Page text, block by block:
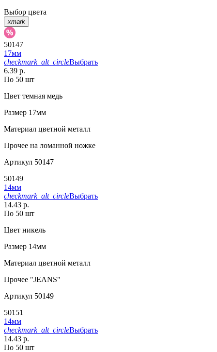
Выбор цвета
xmark
50147
17мм
checkmark_alt_circleВыбрать
6.39 р.
По 50 шт
Цвет темная медь
Размер 17мм
Материал цветной металл
Прочее на ломанной ножке
Артикул 50147
50149
14мм
checkmark_alt_circleВыбрать
14.43 р.
По 50 шт
Цвет никель
Размер 14мм
Материал цветной металл
Прочее "JEANS"
Артикул 50149
50151
14мм
checkmark_alt_circleВыбрать
14.43 р.
По 50 шт